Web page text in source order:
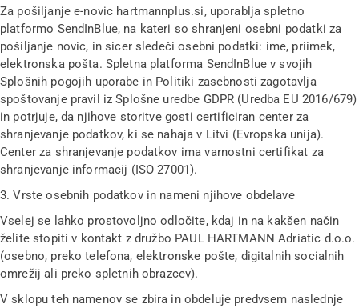
Za pošiljanje e-novic hartmannplus.si, uporablja spletno
platformo SendInBlue, na kateri so shranjeni osebni podatki za
pošiljanje novic, in sicer sledeči osebni podatki: ime, priimek,
elektronska pošta. Spletna platforma SendInBlue v svojih
Splošnih pogojih uporabe in Politiki zasebnosti zagotavlja
spoštovanje pravil iz Splošne uredbe GDPR (Uredba EU 2016/679)
in potrjuje, da njihove storitve gosti certificiran center za
shranjevanje podatkov, ki se nahaja v Litvi (Evropska unija).
Center za shranjevanje podatkov ima varnostni certifikat za
shranjevanje informacij (ISO 27001).
3. Vrste osebnih podatkov in nameni njihove obdelave
Vselej se lahko prostovoljno odločite, kdaj in na kakšen način
želite stopiti v kontakt z družbo PAUL HARTMANN Adriatic d.o.o.
(osebno, preko telefona, elektronske pošte, digitalnih socialnih
omrežij ali preko spletnih obrazcev).
V sklopu teh namenov se zbira in obdeluje predvsem naslednje